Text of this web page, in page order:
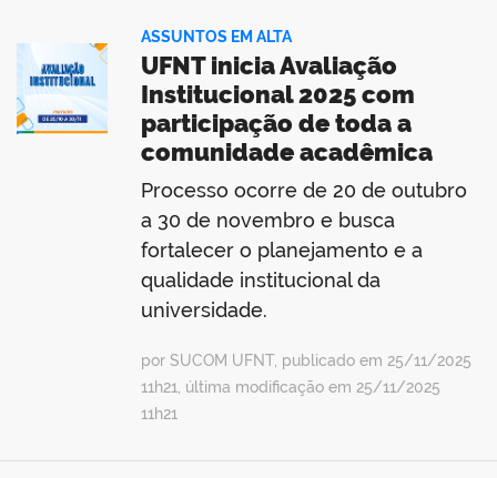
ASSUNTOS EM ALTA
UFNT inicia Avaliação
Institucional 2025 com
participação de toda a
comunidade acadêmica
Processo ocorre de 20 de outubro
a 30 de novembro e busca
fortalecer o planejamento e a
qualidade institucional da
universidade.
por SUCOM UFNT, publicado em 25/11/2025
11h21, última modificação em 25/11/2025
11h21